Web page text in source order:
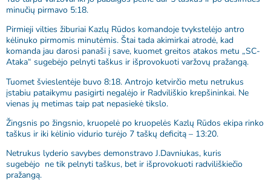
minučių pirmavo 5:18.
Pirmieji vilties žiburiai Kazlų Rūdos komandoje tvykstelėjo antro
kėlinuko pirmomis minutėmis. Štai tada akimirkai atrodė, kad
komanda jau darosi panaši į save, kuomet greitos atakos metu „SC-
Ataka“ sugebėjo pelnyti taškus ir išprovokuoti varžovų pražangą.
Tuomet švieslentėje buvo 8:18. Antrojo ketvirčio metu netrukus
įstabiu pataikymu pasigirti negalėjo ir Radviliškio krepšininkai. Ne
vienas jų metimas taip pat nepasiekė tikslo.
Žingsnis po žingsnio, kruopelė po kruopelės Kazlų Rūdos ekipa rinko
taškus ir iki kėlinio vidurio turėjo 7 taškų deficitą – 13:20.
Netrukus lyderio savybes demonstravo J.Davniukas, kuris
sugebėjo ne tik pelnyti taškus, bet ir išprovokuoti radviliškiečio
pražangą.